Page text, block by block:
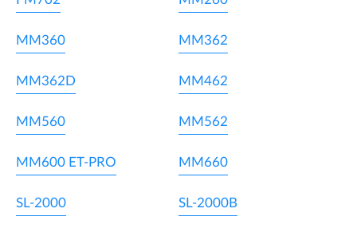
MM360 MM362
MM362D MM462
MM560 MM562
MM600 ET-PRO MM660
SL-2000 SL-2000B